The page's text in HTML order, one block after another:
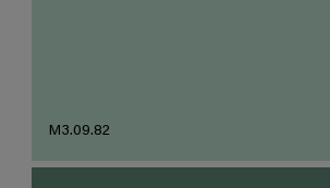
M3.09.82